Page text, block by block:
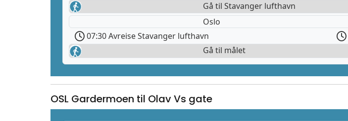
Gå til Stavanger lufthavn
Oslo
07:30 Avreise Stavanger lufthavn
Gå til målet
OSL Gardermoen til Olav Vs gate